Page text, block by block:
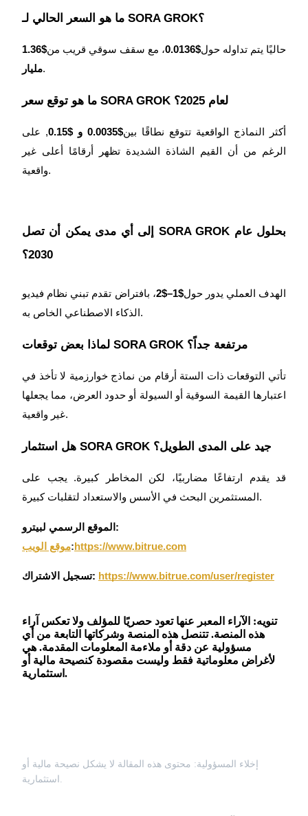
ما هو السعر الحالي لـ SORA GROK؟
حاليًا يتم تداوله حول$0.0136 ، مع سقف سوقي قريب من $1.36
مليار.
ما هو توقع سعر SORA GROK لعام 2025؟
أكثر النماذج الواقعية تتوقع نطاقًا بين$0.0035 و $0.15
, على
الرغم من أن القيم الشاذة الشديدة تظهر أرقامًا أعلى غير
واقعية.
إلى أي مدى يمكن أن تصل SORA GROK بحلول عام
2030؟
الهدف العملي يدور حول$1–$2
، بافتراض تقدم تبني نظام فيديو
الذكاء الاصطناعي الخاص به.
لماذا بعض توقعات SORA GROK مرتفعة جداً؟
تأتي التوقعات ذات الستة أرقام من نماذج خوارزمية لا تأخذ في
اعتبارها القيمة السوقية أو السيولة أو حدود العرض، مما يجعلها
غير واقعية.
هل استثمار SORA GROK جيد على المدى الطويل؟
قد يقدم ارتفاعًا مضاربيًا، لكن المخاطر كبيرة. يجب على
المستثمرين البحث في الأسس والاستعداد لتقلبات كبيرة.
الموقع الرسمي لبيترو:
موقع الويب: https://www.bitrue.com
تسجيل الاشتراك: https://www.bitrue.com/user/register
تنويه: الآراء المعبر عنها تعود حصريًا للمؤلف ولا تعكس آراء
هذه المنصة. تتنصل هذه المنصة وشركاتها التابعة من أي
مسؤولية عن دقة أو ملاءمة المعلومات المقدمة. هي
لأغراض معلوماتية فقط وليست مقصودة كنصيحة مالية أو
استثمارية.
إخلاء المسؤولية: محتوى هذه المقالة لا يشكل نصيحة مالية أو
استثمارية.